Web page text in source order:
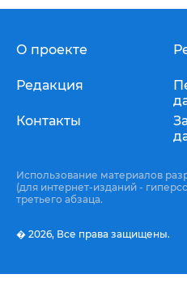
О проекте
Редакция
Контакты
Использование материалов
(для интернет-изданий -
третьего абзаца.
� 2026, Все права защищены.